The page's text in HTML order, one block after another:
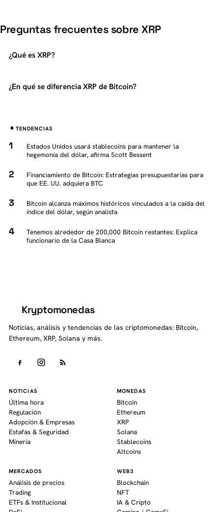
Preguntas frecuentes sobre XRP
¿Qué es XRP?
¿En qué se diferencia XRP de Bitcoin?
TENDENCIAS
Estados Unidos usará stablecoins para mantener la
hegemonía del dólar, afirma Scott Bessent
Financiamiento de Bitcoin: Estrategias presupuestarias para
que EE. UU. adquiera BTC
Bitcoin alcanza máximos históricos vinculados a la caída del
índice del dólar, según analista
Tenemos alrededor de 200,000 Bitcoin restantes: Explica
funcionario de la Casa Blanca
Kryptomonedas
Noticias, análisis y tendencias de las criptomonedas: Bitcoin,
Ethereum, XRP, Solana y más.
NOTICIAS
Última hora
Regulación
Adopción & Empresas
Estafas & Seguridad
Minería
MONEDAS
Bitcoin
Ethereum
XRP
Solana
Stablecoins
Altcoins
MERCADOS
Análisis de precios
Trading
ETFs & Institucional
WEB3
Blockchain
NFT
IA & Cripto